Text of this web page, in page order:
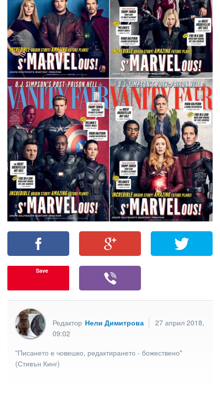
Save
Редактор Нели Димитрова
27 април 2018,
09:02
"Писането е човешко, редактирането - божествено"
(Стивън Кинг)